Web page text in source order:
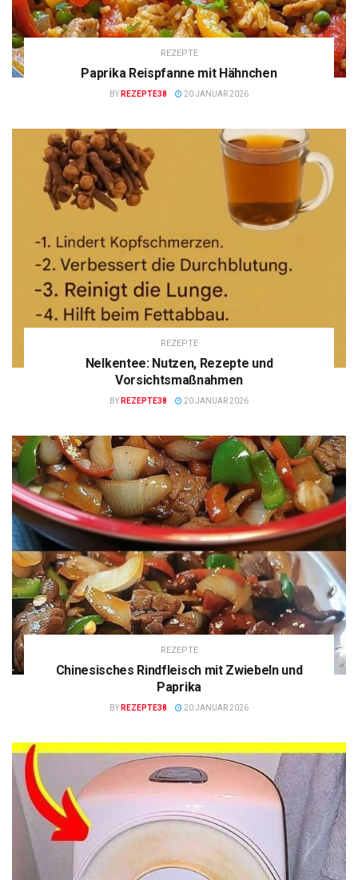
REZEPTE
Paprika Reispfanne mit Hähnchen
BY REZEPTE38 20 JANUAR 2026
REZEPTE
Nelkentee: Nutzen, Rezepte und
Vorsichtsmaßnahmen
BY REZEPTE38 20 JANUAR 2026
REZEPTE
Chinesisches Rindfleisch mit Zwiebeln und
Paprika
BY REZEPTE38 20 JANUAR 2026